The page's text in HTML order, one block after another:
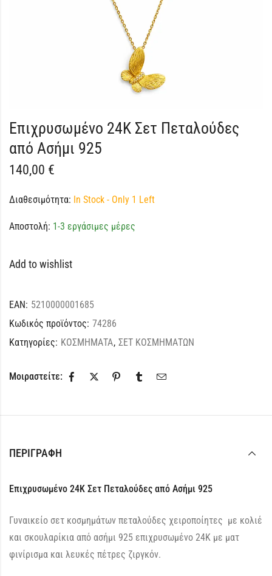
Επιχρυσωμένο 24Κ Σετ Πεταλούδες
από Ασήμι 925
140,00 €
Διαθεσιμότητα: In Stock - Only 1 Left
Αποστολή: 1-3 εργάσιμες μέρες
Add to wishlist
EAN: 5210000001685
Κωδικός προϊόντος: 74286
Κατηγορίες: ΚΟΣΜΗΜΑΤΑ, ΣΕΤ ΚΟΣΜΗΜΑΤΩΝ
Μοιραστείτε:
ΠΕΡΙΓΡΑΦΉ
Επιχρυσωμένο 24Κ Σετ Πεταλούδες από Ασήμι 925
Γυναικείο σετ κοσμημάτων πεταλούδες χειροποίητες με κολιέ
και σκουλαρίκια από ασήμι 925 επιχρυσωμένο 24Κ με ματ
φινίρισμα και λευκές πέτρες ζιργκόν.